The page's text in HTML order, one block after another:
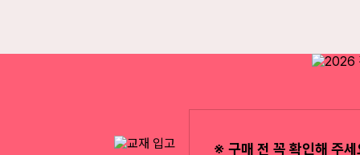
※ 구매 전 꼭 확인해 주